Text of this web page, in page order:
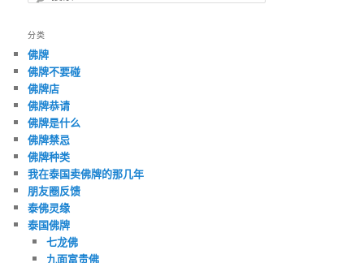
分类
佛牌
佛牌不要碰
佛牌店
佛牌恭请
佛牌是什么
佛牌禁忌
佛牌种类
我在泰国卖佛牌的那几年
朋友圈反馈
泰佛灵缘
泰国佛牌
七龙佛
九面富贵佛